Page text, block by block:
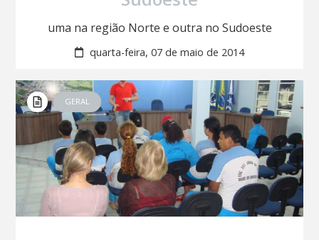
uma na região Norte e outra no Sudoeste
quarta-feira, 07 de maio de 2014
GERAL